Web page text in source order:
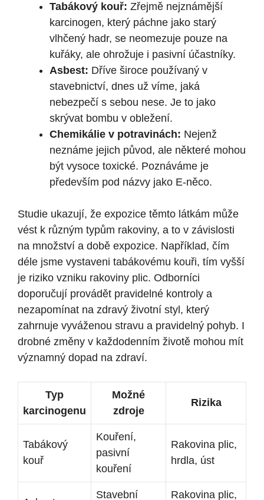
Tabákový kouř: Zřejmě nejznámější
karcinogen, který páchne jako starý
vlhčený hadr, se neomezuje pouze na
kuřáky, ale ohrožuje i pasivní účastníky.
Asbest: Dříve široce používaný v
stavebnictví, dnes už víme, jaká
nebezpečí s sebou nese. Je to jako
skrývat bombu v obležení.
Chemikálie v potravinách: Nejenž
neznáme jejich původ, ale některé mohou
být vysoce toxické. Poznáváme je
především pod názvy jako E-něco.
Studie ukazují, že expozice těmto látkám může
vést k různým typům rakoviny, a to v závislosti
na množství a době expozice. Například, čím
déle jsme vystaveni tabákovému kouři, tím vyšší
je riziko vzniku rakoviny plic. Odborníci
doporučují provádět pravidelné kontroly a
nezapomínat na zdravý životní styl, který
zahrnuje vyváženou stravu a pravidelný pohyb. I
drobné změny v každodenním životě mohou mít
významný dopad na zdraví.
Typ
karcinogenu
Možné
zdroje
Rizika
Tabákový
kouř
Kouření,
pasivní
kouření
Rakovina plic,
hrdla, úst
Stavební Rakovina plic,